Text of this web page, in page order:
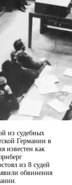
из судебных
Германии в
известен как
из 8 судей
обвинения